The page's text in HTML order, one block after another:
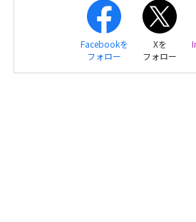
Facebookを
フォロー
Xを
フォロー